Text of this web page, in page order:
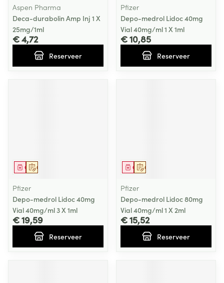
Aspen Pharma
Deca-durabolin Amp Inj 1 X
25mg/1ml
€ 4,72
Reserveer
Pfizer
Depo-medrol Lidoc 40mg
Vial 40mg/ml 1 X 1ml
€ 10,85
Reserveer
Op voorschrift
Geneesmiddel
Pfizer
Depo-medrol Lidoc 40mg
Vial 40mg/ml 3 X 1ml
€ 19,59
Reserveer
Op voorschrift
Geneesmiddel
Pfizer
Depo-medrol Lidoc 80mg
Vial 40mg/ml 1 X 2ml
€ 15,52
Reserveer